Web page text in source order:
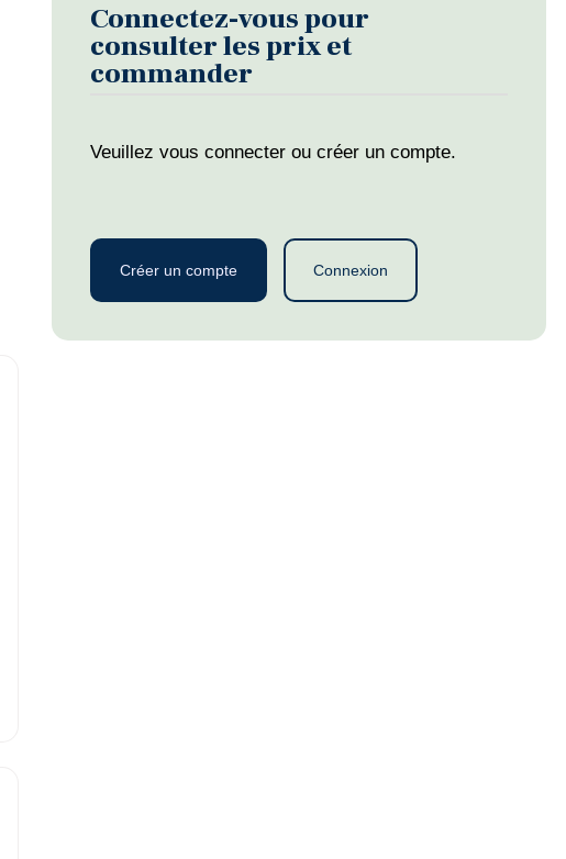
Connectez-vous pour
consulter les prix et
commander
Veuillez vous connecter ou créer un compte.
Créer un compte Connexion